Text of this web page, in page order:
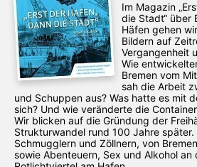
Im Magazin
die Stadt“ über
Häfen gehen
Bildern auf
Vergangenheit
Wie
Bremen vom
sah die Arbeit
und Schuppen aus? Was hatte es mit
sich? Und wie veränderte die
Wir blicken auf die Gründung der
Strukturwandel rund 100 Jahre später.
Schmugglern und Zöllnern, von
sowie Abenteuern, Sex und Alkohol an